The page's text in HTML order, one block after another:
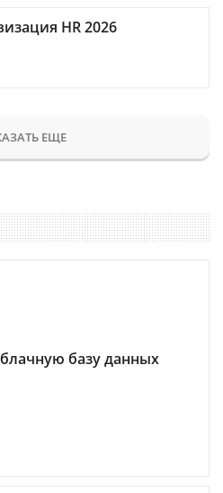
HR 2026
ЕЩЕ
базу данных